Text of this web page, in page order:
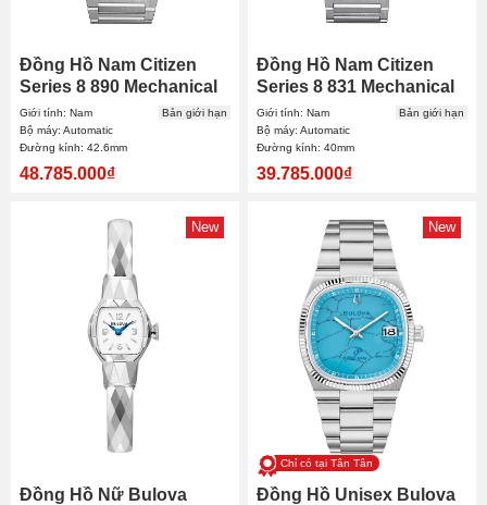
Đồng Hồ Nam Citizen
Series 8 890 Mechanical
NB6060-58H 42.6mm
Giới tính: Nam
Bộ máy: Automatic
Đường kính: 42.6mm
Bản giới hạn
48.785.000₫
Đồng Hồ Nam Citizen
Series 8 831 Mechanical
NB6051-59L 40mm
Giới tính: Nam
Bộ máy: Automatic
Đường kính: 40mm
Bản giới hạn
39.785.000₫
New
Đồng Hồ Nữ Bulova
Chỉ có tại Tân Tân
New
Đồng Hồ Unisex Bulova